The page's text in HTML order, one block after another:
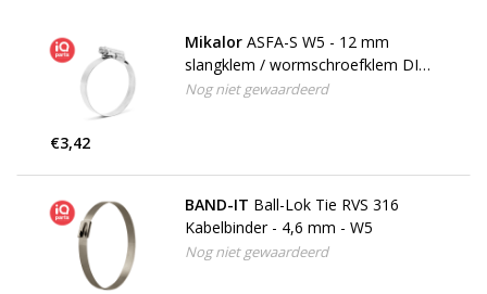
Mikalor ASFA-S W5 - 12 mm
slangklem / wormschroefklem DIN
3017
Nog niet gewaardeerd
€3,42
BAND-IT Ball-Lok Tie RVS 316
Kabelbinder - 4,6 mm - W5
Nog niet gewaardeerd